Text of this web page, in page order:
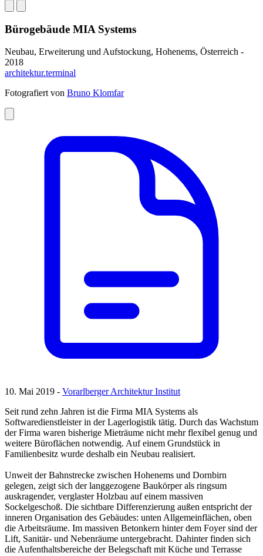
Bürogebäude MIA Systems
Neubau, Erweiterung und Aufstockung, Hohenems, Österreich -
2018
architektur.terminal
Fotografiert von Bruno Klomfar
10. Mai 2019 - Vorarlberger Architektur Institut
Seit rund zehn Jahren ist die Firma MIA Systems als
Softwaredienstleister in der Lagerlogistik tätig. Durch das Wachstum
der Firma waren bisherige Mieträume nicht mehr flexibel genug und
weitere Büroflächen notwendig. Auf einem Grundstück in
Familienbesitz wurde deshalb ein Neubau realisiert.
Unweit der Bahnstrecke zwischen Hohenems und Dornbirn
gelegen, zeigt sich der langgezogene Baukörper als ringsum
auskragender, verglaster Holzbau auf einem massiven
Sockelgeschoß. Die sichtbare Differenzierung außen entspricht der
inneren Organisation des Gebäudes: unten Allgemeinflächen, oben
die Arbeitsräume. Im massiven Betonkern hinter dem Foyer sind der
Lift, Sanitär- und Nebenräume untergebracht. Dahinter finden sich
die Aufenthaltsbereiche der Belegschaft mit Küche und Terrasse